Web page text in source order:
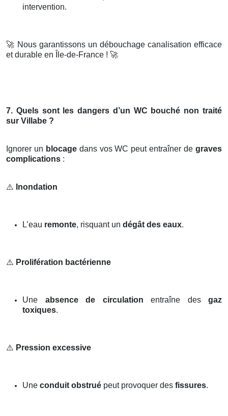
intervention.
🚀 Nous garantissons un débouchage canalisation efficace
et durable en Île-de-France ! 🚀
7. Quels sont les dangers d’un WC bouché non traité
sur Villabe ?
Ignorer un blocagedans vos WC peut entraîner degraves
complications :
⚠️ Inondation
L’eau remonte, risquant un dégât des eaux.
⚠️ Prolifération bactérienne
Une absence de circulation entraîne des gaz
toxiques.
⚠️ Pression excessive
Une conduit obstrué peut provoquer des fissures.